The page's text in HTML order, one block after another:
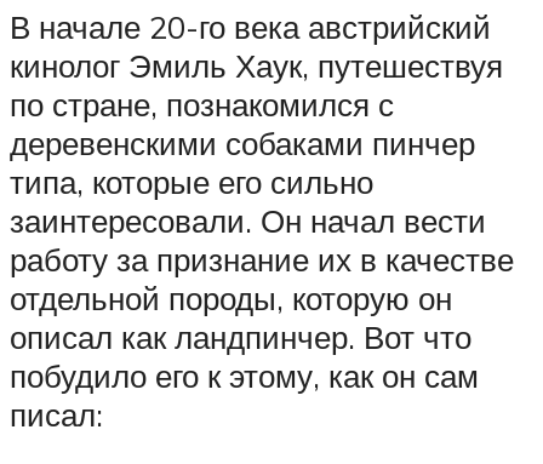
В начале 20-го века австрийский
кинолог Эмиль Хаук, путешествуя
по стране, познакомился с
деревенскими собаками пинчер
типа, которые его сильно
заинтересовали. Он начал вести
работу за признание их в качестве
отдельной породы, которую он
описал как ландпинчер. Вот что
побудило его к этому, как он сам
писал: